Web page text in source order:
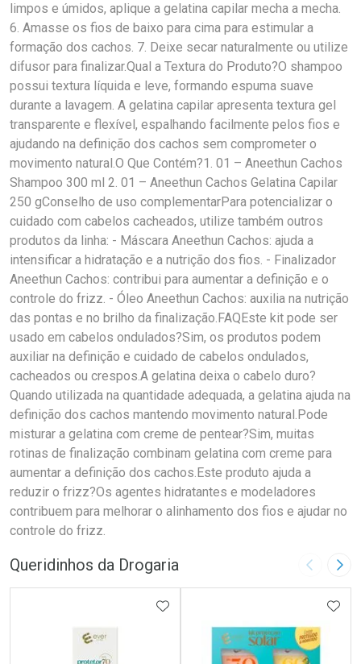
limpos e úmidos, aplique a gelatina capilar mecha a mecha.
6. Amasse os fios de baixo para cima para estimular a
formação dos cachos. 7. Deixe secar naturalmente ou utilize
difusor para finalizar.Qual a Textura do Produto?O shampoo
possui textura líquida e leve, formando espuma suave
durante a lavagem. A gelatina capilar apresenta textura gel
transparente e flexível, espalhando facilmente pelos fios e
ajudando na definição dos cachos sem comprometer o
movimento natural.O Que Contém?1. 01 – Aneethun Cachos
Shampoo 300 ml 2. 01 – Aneethun Cachos Gelatina Capilar
250 gConselho de uso complementarPara potencializar o
cuidado com cabelos cacheados, utilize também outros
produtos da linha: - Máscara Aneethun Cachos: ajuda a
intensificar a hidratação e a nutrição dos fios. - Finalizador
Aneethun Cachos: contribui para aumentar a definição e o
controle do frizz. - Óleo Aneethun Cachos: auxilia na nutrição
das pontas e no brilho da finalização.FAQEste kit pode ser
usado em cabelos ondulados?Sim, os produtos podem
auxiliar na definição e cuidado de cabelos ondulados,
cacheados ou crespos.A gelatina deixa o cabelo duro?
Quando utilizada na quantidade adequada, a gelatina ajuda na
definição dos cachos mantendo movimento natural.Pode
misturar a gelatina com creme de pentear?Sim, muitas
rotinas de finalização combinam gelatina com creme para
aumentar a definição dos cachos.Este produto ajuda a
reduzir o frizz?Os agentes hidratantes e modeladores
contribuem para melhorar o alinhamento dos fios e ajudar no
controle do frizz.
Queridinhos da Drogaria Imagem
ADICIONAR AOS FAVORITOS